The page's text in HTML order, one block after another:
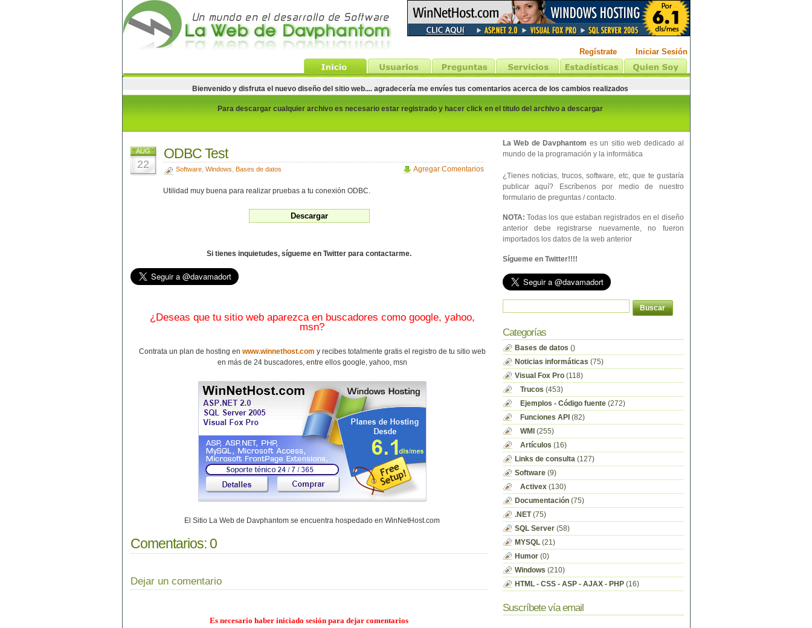
Regístrate Iniciar Sesión
Bienvenido y disfruta el nuevo diseño del sitio web.... agradecería me envíes tus comentarios acerca de los cambios realizados
Para descargar cualquier archivo es necesario estar registrado y hacer click en el titulo del archivo a descargar
AUG
22
ODBC Test
Software, Windows Bases de datos Agregar Comentarios
Utilidad muy buena para realizar pruebas a tu conexión ODBC.
Si tienes inquietudes, sígueme en Twitter para contactarme.
¿Deseas que tu sitio web aparezca en buscadores como google, yahoo,
msn?
Contrata un plan de hosting en www.winnethost.com y recibes totalmente gratis el registro de tu sitio web
en más de 24 buscadores, entre ellos google, yahoo, msn
El Sitio La Web de Davphantom se encuentra hospedado en WinNetHost.com
Comentarios:0
Dejar un comentario
Es necesario haber iniciado sesión para dejar comentarios
La Web de Davphantom es un sitio web dedicado al
mundo de la programación y la informática
¿Tienes noticias, trucos, software, etc, que te gustaría
publicar aquí? Escríbenos por medio de nuestro
formulario de preguntas / contacto.
NOTA: Todas los que estaban registrados en el diseño
anterior debe registrarse nuevamente, no fueron
importados los datos de la web anterior
Sígueme en Twitter!!!!
Categorías
Bases de datos ()
Noticias informáticas (75)
Visual Fox Pro(118)
Trucos (453)
Ejemplos - Código fuente(272)
Funciones API (82)
WMI (255)
Artículos (16)
Links de consulta(127)
Software(9)
Activex(130)
Documentación(75)
.NET(75)
SQL Server(58)
MYSQL(21)
Humor(0)
Windows (210)
HTML - CSS - ASP - AJAX - PHP(16)
Suscríbete vía email